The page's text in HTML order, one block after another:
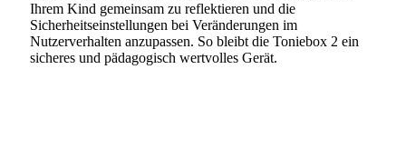
Ihrem Kind gemeinsam zu reflektieren und die
Sicherheitseinstellungen bei Veränderungen im
Nutzerverhalten anzupassen. So bleibt die Toniebox 2 ein
sicheres und pädagogisch wertvolles Gerät.